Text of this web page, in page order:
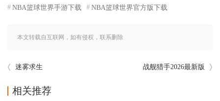
NBA篮球世界手游下载 NBA篮球世界官方版下载
本文转载自互联网，如有侵权，联系删除
迷雾求生 战舰猎手2026最新版
相关推荐